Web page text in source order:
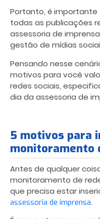
Portanto, é
todas as publicações
assessoria de
gestão de mídias
Pensando nesse
motivos para você
redes sociais,
dia da assessoria de
5 motivos para
monitoramento
Antes de qualquer
monitoramento de
que precisa estar
assessoria de imprensa.